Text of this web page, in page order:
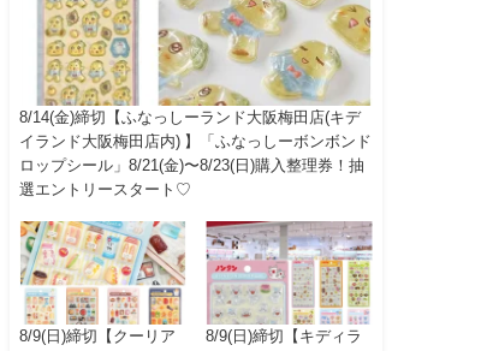
8/14(金)締切【ふなっしーランド大阪梅田店(キデ
イランド大阪梅田店内) 】「ふなっしーボンボンド
ロップシール」8/21(金)〜8/23(日)購入整理券！抽
選エントリースタート♡
8/9(日)締切【クーリア
8/9(日)締切【キディラ